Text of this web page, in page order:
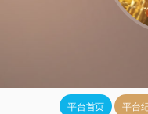
平台首页 平台